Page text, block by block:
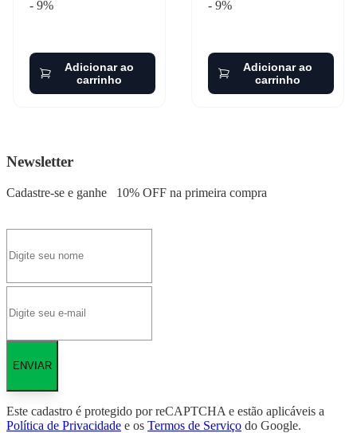
- 9%
Adicionar ao
carrinho
- 9%
Adicionar ao
carrinho
Newsletter
Cadastre-se e ganhe 10% OFF na primeira compra
ENVIAR
Este cadastro é protegido por reCAPTCHA e estão aplicáveis a
Política de Privacidade e os Termos de Serviço do Google.